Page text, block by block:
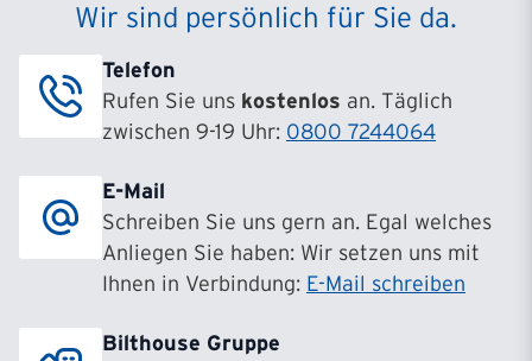
Wir sind persönlich für Sie da.
Telefon
Rufen Sie uns kostenlos an. Täglich
zwischen 9-19 Uhr: 0800 7244064
E-Mail
Schreiben Sie uns gern an. Egal welches
Anliegen Sie haben: Wir setzen uns mit
Ihnen in Verbindung: E-Mail schreiben
Bilthouse Gruppe